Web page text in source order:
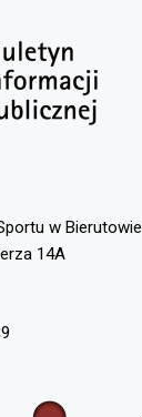
w Bierutowie
14A